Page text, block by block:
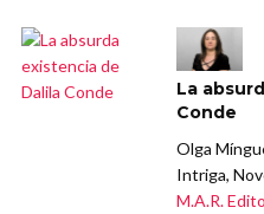
La
Conde
Olga
Intriga,
M.A.R.